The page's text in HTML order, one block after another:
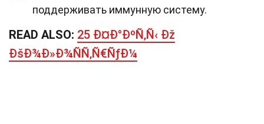
поддерживать иммунную систему.
READ ALSO: 25 Ð¤Ð°ÐºÑ‚Ñ‹ Ðž
ÐšÐ¾Ð»Ð¾ÑÑ‚Ñ€ÑƒÐ¼